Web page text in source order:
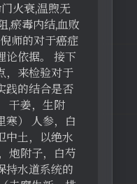
火衰,温煦无
,瘀毒内结,血败
师的对于癌症
论依据。 接下
，来检验对于
践的结合是否
干姜，生附
寒） 人参，白
中土，以绝水
炮附子，白芍
持水道系统的